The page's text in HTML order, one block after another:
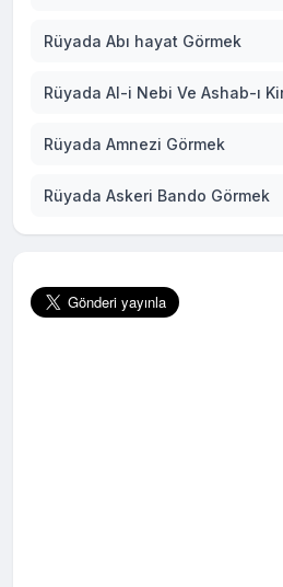
Rüyada Abı hayat Görmek
Rüyada Al-i Nebi Ve Ashab-ı
Rüyada Amnezi Görmek
Rüyada Askeri Bando Görmek